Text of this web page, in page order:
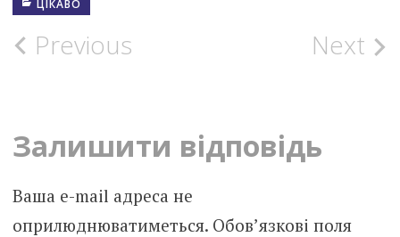
ЦІКАВО
Post
Previous Next
Залишити відповідь
Ваша e-mail адреса не
оприлюднюватиметься. Обов’язкові поля